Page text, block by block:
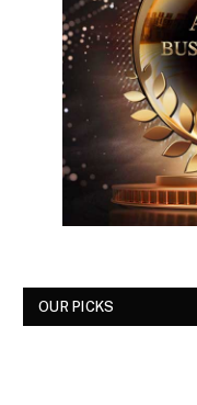
OUR PICKS